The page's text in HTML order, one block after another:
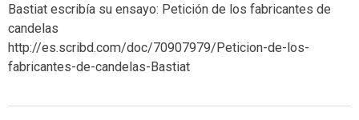
Bastiat escribía su ensayo: Petición de los fabricantes de
candelas
http://es.scribd.com/doc/70907979/Peticion-de-los-
fabricantes-de-candelas-Bastiat